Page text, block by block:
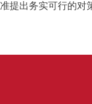
准提出务实可行的对